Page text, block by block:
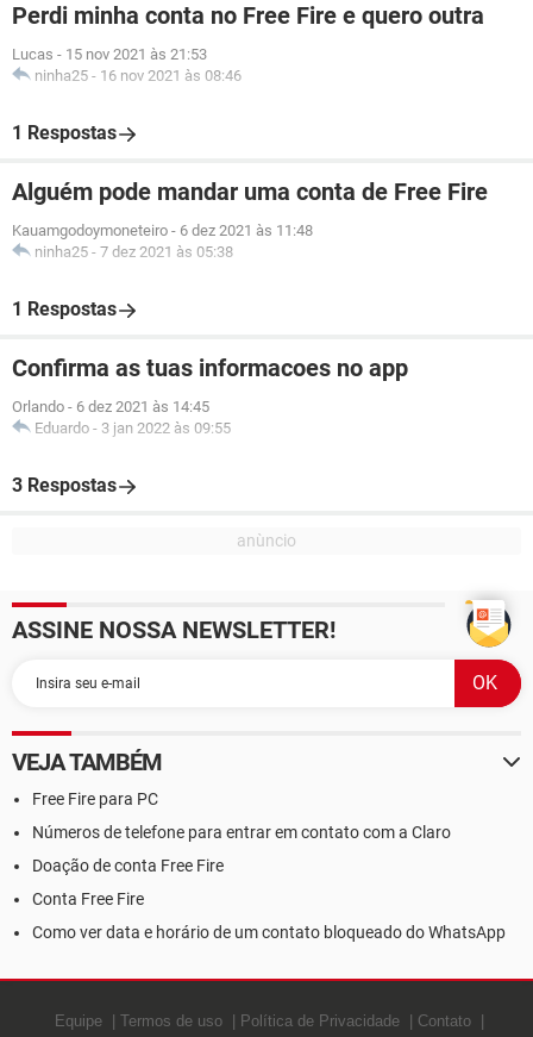
Perdi minha conta no Free Fire e quero outra
Lucas - 15 nov 2021 às 21:53
ninha25 - 16 nov 2021 às 08:46
1 Respostas
Alguém pode mandar uma conta de Free Fire
Kauamgodoymoneteiro - 6 dez 2021 às 11:48
ninha25 - 7 dez 2021 às 05:38
1 Respostas
Confirma as tuas informacoes no app
Orlando - 6 dez 2021 às 14:45
Eduardo - 3 jan 2022 às 09:55
3 Respostas
ASSINE NOSSA NEWSLETTER!
VEJA TAMBÉM
Free Fire para PC
Números de telefone para entrar em contato com a Claro
Doação de conta Free Fire
Conta Free Fire
Como ver data e horário de um contato bloqueado do WhatsApp
Equipe Termos de uso Política de Privacidade Contato